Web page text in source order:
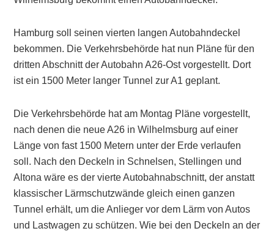
Hamburg soll seinen vierten langen Autobahndeckel
bekommen. Die Verkehrsbehörde hat nun Pläne für den
dritten Abschnitt der Autobahn A26-Ost vorgestellt. Dort
ist ein 1500 Meter langer Tunnel zur A1 geplant.
Die Verkehrsbehörde hat am Montag Pläne vorgestellt,
nach denen die neue A26 in Wilhelmsburg auf einer
Länge von fast 1500 Metern unter der Erde verlaufen
soll. Nach den Deckeln in Schnelsen, Stellingen und
Altona wäre es der vierte Autobahnabschnitt, der anstatt
klassischer Lärmschutzwände gleich einen ganzen
Tunnel erhält, um die Anlieger vor dem Lärm von Autos
und Lastwagen zu schützen. Wie bei den Deckeln an der